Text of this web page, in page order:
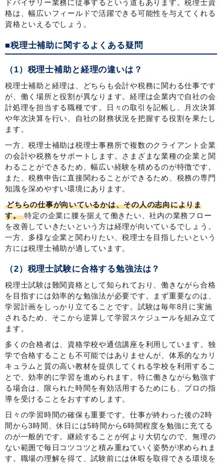
ドバイザリー業務に従事するという道もあります。税理士資
格は、幅広いフィールドで活躍できる可能性を与えてくれる
資格といえるでしょう。
■税理士補助に関するよくある疑問
（1）税理士補助と経理の違いは？
税理士補助と経理は、どちらも会計や税務に関わる仕事です
が、働く場所と役割が異なります。経理は企業内で自社の会
計処理を担当する職種です。日々の取引を記帳し、月次決算
や年次決算を行い、自社の財務状況を把握する役割を果たし
ます。
一方、税理士補助は税理士事務所で複数のクライアント企業
の会計や税務をサポートします。さまざまな業種の企業と関
わることができるため、幅広い経験を積めるのが特徴です。
また、税務申告に直接関わることができるため、税務の専門
知識を深めやすい環境にあります。
どちらの仕事が向いているかは、その人の志向によりま
す。特定の企業に腰を据えて働きたい、社内の業務フロー
を改善していきたいという方は経理が向いているでしょう。
一方、多様な企業と関わりたい、税理士を目指したいという
方には税理士補助が適しています。
（2）税理士試験に合格する勉強法は？
税理士試験は難関資格として知られており、働きながら合格
を目指すには効率的な勉強法が必要です。まず重要なのは、
学習計画をしっかり立てることです。試験は毎年8月に実施
されるため、そこから逆算して学習スケジュールを組み立て
ます。
多くの合格者は、資格学校や通信講座を利用しています。独
学で合格することも不可能ではありませんが、体系的なカリ
キュラムと質の高い教材を提供してくれる学校を利用するこ
とで、効率的に学習を進められます。特に働きながら勉強す
る場合は、限られた時間を有効活用するためにも、プロの指
導を受けることをおすすめします。
日々の学習時間の確保も重要です。仕事が終わった後の2時
間から3時間、休日には5時間から6時間程度を勉強に充てる
のが一般的です。継続することが何より大切なので、無理の
ない範囲で毎日コツコツと積み重ねていく姿勢が求められま
す。職場の理解を得て、試験前には休暇を取得できる環境を